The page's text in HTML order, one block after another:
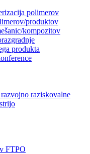
polimerov
produktov
kompozitov
produkta
raziskovalne
FTPO